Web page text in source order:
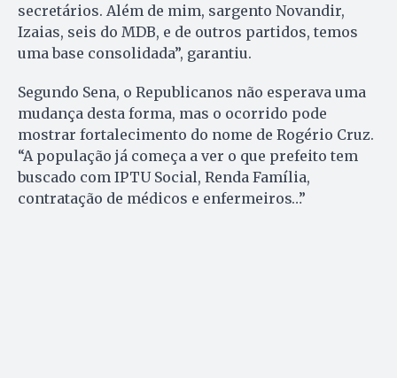
secretários. Além de mim, sargento Novandir,
Izaias, seis do MDB, e de outros partidos, temos
uma base consolidada”, garantiu.
Segundo Sena, o Republicanos não esperava uma
mudança desta forma, mas o ocorrido pode
mostrar fortalecimento do nome de Rogério Cruz.
“A população já começa a ver o que prefeito tem
buscado com IPTU Social, Renda Família,
contratação de médicos e enfermeiros…”